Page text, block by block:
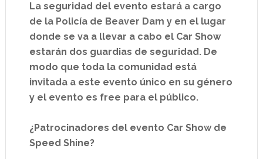
La seguridad del evento estará a cargo
de la Policía de Beaver Dam y en el lugar
donde se va a llevar a cabo el Car Show
estarán dos guardias de seguridad. De
modo que toda la comunidad está
invitada a este evento único en su género
y el evento es free para el público.
¿Patrocinadores del evento Car Show de
Speed Shine?